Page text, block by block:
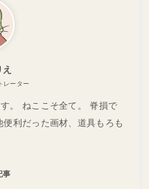
レーター
。 ねここそ全て。 脊損で
利だった画材、道具もろも